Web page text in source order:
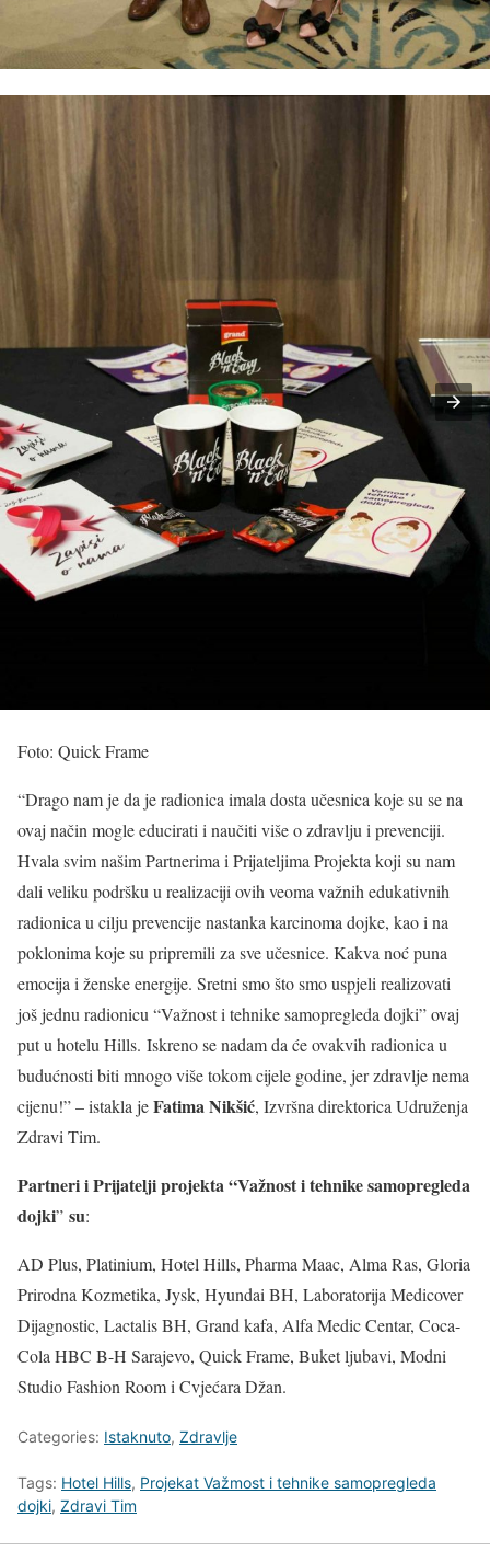
Foto: Quick Frame
“Drago nam je da je radionica imala dosta učesnica koje su se na
ovaj način mogle educirati i naučiti više o zdravlju i prevenciji.
Hvala svim našim Partnerima i Prijateljima Projekta koji su nam
dali veliku podršku u realizaciji ovih veoma važnih edukativnih
radionica u cilju prevencije nastanka karcinoma dojke, kao i na
poklonima koje su pripremili za sve učesnice. Kakva noć puna
emocija i ženske energije. Sretni smo što smo uspjeli realizovati
još jednu radionicu “Važnost i tehnike samopregleda dojki” ovaj
put u hotelu Hills. Iskreno se nadam da će ovakvih radionica u
budućnosti biti mnogo više tokom cijele godine, jer zdravlje nema
cijenu!” – istakla jeFatima Nikšić, Izvršna direktorica Udruženja
Zdravi Tim.
Partneri i Prijatelji projekta “Važnost i tehnike samopregleda
dojki” su:
AD Plus, Platinium, Hotel Hills, Pharma Maac, Alma Ras, Gloria
Prirodna Kozmetika, Jysk, Hyundai BH, Laboratorija Medicover
Dijagnostic, Lactalis BH, Grand kafa, Alfa Medic Centar, Coca-
Cola HBC B-H Sarajevo, Quick Frame, Buket ljubavi, Modni
Studio Fashion Room i Cvjećara Džan.
Categories: Istaknuto, Zdravlje
Tags: Hotel Hills, Projekat Važmost i tehnike samopregleda
dojki, Zdravi Tim